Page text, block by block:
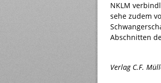
NKLM
sehe zudem
Abschnitten
Verlag C.F.